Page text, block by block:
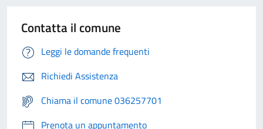
Contatta il comune
Leggi le domande frequenti
Richiedi Assistenza
Chiama il comune 036257701
Prenota un appuntamento